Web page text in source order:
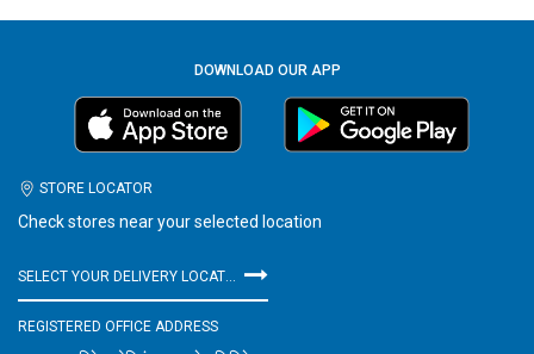
DOWNLOAD OUR APP
STORE LOCATOR
Check stores near your selected location
SELECT YOUR DELIVERY LOCATION
REGISTERED OFFICE ADDRESS